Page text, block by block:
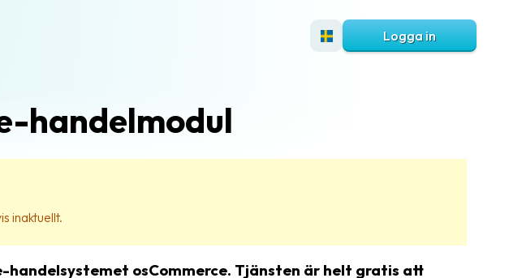
Logga in
handelmodul
inaktuellt.
osCommerce. Tjänsten är helt gratis att